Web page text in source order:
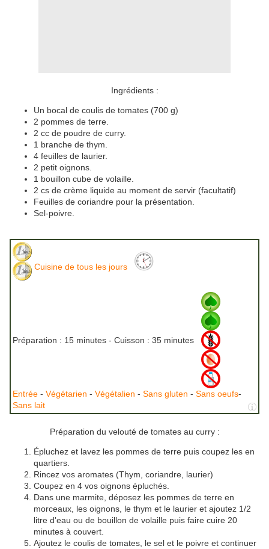
Ingrédients :
Un bocal de coulis de tomates (700 g)
2 pommes de terre.
2 cc de poudre de curry.
1 branche de thym.
4 feuilles de laurier.
2 petit oignons.
1 bouillon cube de volaille.
2 cs de crème liquide au moment de servir (facultatif)
Feuilles de coriandre pour la présentation.
Sel-poivre.
Cuisine de tous les jours
Préparation : 15 minutes - Cuisson : 35 minutes
Entrée - Végétarien - Végétalien - Sans gluten - Sans oeufs-
Sans lait
Préparation du velouté de tomates au curry :
Épluchez et lavez les pommes de terre puis coupez les en
quartiers.
Rincez vos aromates (Thym, coriandre, laurier)
Coupez en 4 vos oignons épluchés.
Dans une marmite, déposez les pommes de terre en
morceaux, les oignons, le thym et le laurier et ajoutez 1/2
litre d'eau ou de bouillon de volaille puis faire cuire 20
minutes à couvert.
Ajoutez le coulis de tomates, le sel et le poivre et continuer